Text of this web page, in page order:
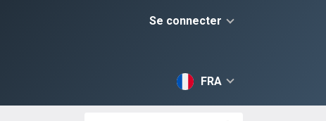
Se connecter
FRA